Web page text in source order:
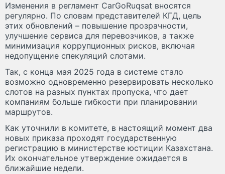
Изменения в регламент CarGoRuqsat вносятся
регулярно. По словам представителей КГД, цель
этих обновлений – повышение прозрачности,
улучшение сервиса для перевозчиков, а также
минимизация коррупционных рисков, включая
недопущение спекуляций слотами.
Так, с конца мая 2025 года в системе стало
возможно одновременно резервировать несколько
слотов на разных пунктах пропуска, что дает
компаниям больше гибкости при планировании
маршрутов.
Как уточнили в комитете, в настоящий момент два
новых приказа проходят государственную
регистрацию в министерстве юстиции Казахстана.
Их окончательное утверждение ожидается в
ближайшие недели.